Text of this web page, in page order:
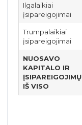
Ilgalaikiai
įsipareigojimai
Trumpalaikiai
įsipareigojimai
NUOSAVO
KAPITALO IR
ĮSIPAREIGOJIMŲ
IŠ VISO